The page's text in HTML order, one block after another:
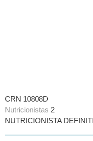
CRN 10808D
Nutricionistas 2
NUTRICIONISTA